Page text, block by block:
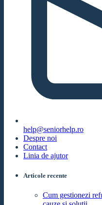
help@seniorhelp.ro
Despre noi
Contact
Linia de ajutor
Articole recente
Cum gestionezi